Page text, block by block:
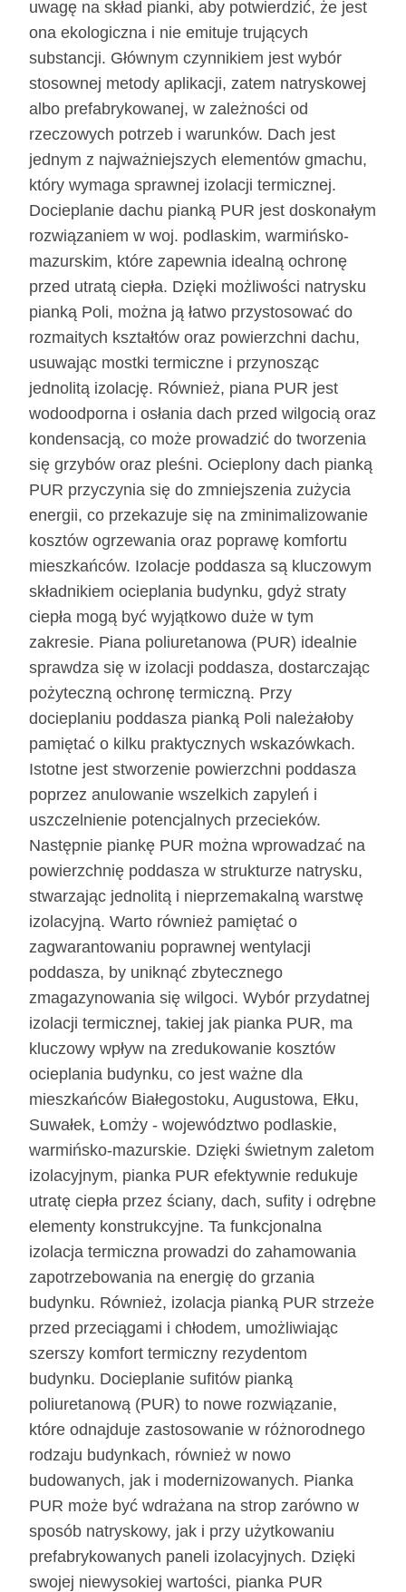
uwagę na skład pianki, aby potwierdzić, że jest
ona ekologiczna i nie emituje trujących
substancji. Głównym czynnikiem jest wybór
stosownej metody aplikacji, zatem natryskowej
albo prefabrykowanej, w zależności od
rzeczowych potrzeb i warunków. Dach jest
jednym z najważniejszych elementów gmachu,
który wymaga sprawnej izolacji termicznej.
Docieplanie dachu pianką PUR jest doskonałym
rozwiązaniem w woj. podlaskim, warmińsko-
mazurskim, które zapewnia idealną ochronę
przed utratą ciepła. Dzięki możliwości natrysku
pianką Poli, można ją łatwo przystosować do
rozmaitych kształtów oraz powierzchni dachu,
usuwając mostki termiczne i przynosząc
jednolitą izolację. Również, piana PUR jest
wodoodporna i osłania dach przed wilgocią oraz
kondensacją, co może prowadzić do tworzenia
się grzybów oraz pleśni. Ocieplony dach pianką
PUR przyczynia się do zmniejszenia zużycia
energii, co przekazuje się na zminimalizowanie
kosztów ogrzewania oraz poprawę komfortu
mieszkańców. Izolacje poddasza są kluczowym
składnikiem ocieplania budynku, gdyż straty
ciepła mogą być wyjątkowo duże w tym
zakresie. Piana poliuretanowa (PUR) idealnie
sprawdza się w izolacji poddasza, dostarczając
pożyteczną ochronę termiczną. Przy
docieplaniu poddasza pianką Poli należałoby
pamiętać o kilku praktycznych wskazówkach.
Istotne jest stworzenie powierzchni poddasza
poprzez anulowanie wszelkich zapyleń i
uszczelnienie potencjalnych przecieków.
Następnie piankę PUR można wprowadzać na
powierzchnię poddasza w strukturze natrysku,
stwarzając jednolitą i nieprzemakalną warstwę
izolacyjną. Warto również pamiętać o
zagwarantowaniu poprawnej wentylacji
poddasza, by uniknąć zbytecznego
zmagazynowania się wilgoci. Wybór przydatnej
izolacji termicznej, takiej jak pianka PUR, ma
kluczowy wpływ na zredukowanie kosztów
ocieplania budynku, co jest ważne dla
mieszkańców Białegostoku, Augustowa, Ełku,
Suwałek, Łomży - województwo podlaskie,
warmińsko-mazurskie. Dzięki świetnym zaletom
izolacyjnym, pianka PUR efektywnie redukuje
utratę ciepła przez ściany, dach, sufity i odrębne
elementy konstrukcyjne. Ta funkcjonalna
izolacja termiczna prowadzi do zahamowania
zapotrzebowania na energię do grzania
budynku. Również, izolacja pianką PUR strzeże
przed przeciągami i chłodem, umożliwiając
szerszy komfort termiczny rezydentom
budynku. Docieplanie sufitów pianką
poliuretanową (PUR) to nowe rozwiązanie,
które odnajduje zastosowanie w różnorodnego
rodzaju budynkach, również w nowo
budowanych, jak i modernizowanych. Pianka
PUR może być wdrażana na strop zarówno w
sposób natryskowy, jak i przy użytkowaniu
prefabrykowanych paneli izolacyjnych. Dzięki
swojej niewysokiej wartości, pianka PUR